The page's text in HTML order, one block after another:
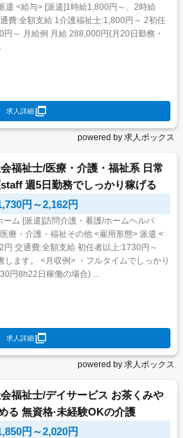
日勤務・
求人詳細
powered by 求人ボックス
福祉士/医療・介護・福祉系 日常
週5日勤務でしっかり稼げる
円～2,162円
ーム [派遣]訪問介護・看護/ホームヘルパ
福祉その他 <雇用形態> 派遣 <
円～
円8h22日稼働の場合) ...
求人詳細
powered by 求人ボックス
福祉士/デイサービス お茶くみや
る 無資格·未経験OKの介護
円～2,020円